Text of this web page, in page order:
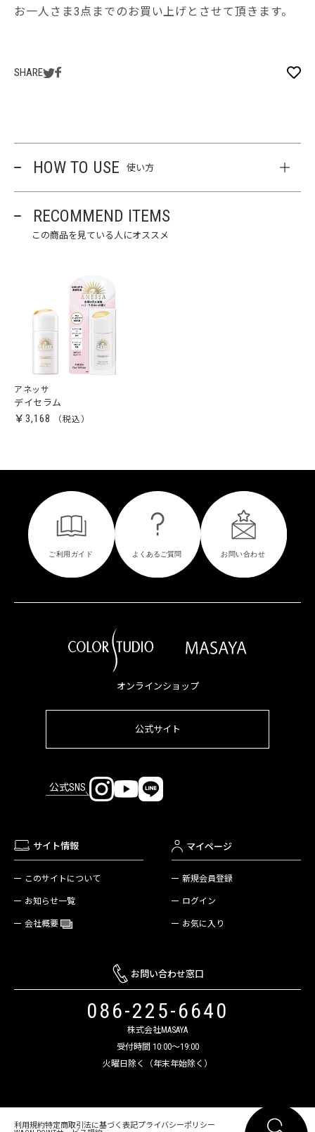
お一人さま3点までのお買い上げとさせて頂きます。
SHARE
HOW TO USE 使い方
RECOMMEND ITEMS
この商品を見ている人にオススメ
アネッサ
デイセラム
￥3,168
オンラインショップ
公式サイト
公式SNS
サイト情報
このサイトについて
お知らせ一覧
会社概要
マイページ
新規会員登録
ログイン
お気に入り
お問い合わせ窓口
086-225-6640
株式会社MASAYA
受付時間 10:00～19:00
火曜日除く（年末年始除く）
利用規約特定商取引法に基づく表記プライバシーポリシー